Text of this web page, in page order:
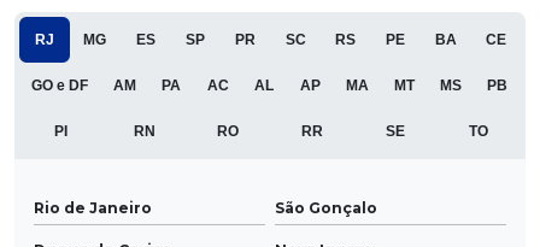
RJ MG ES SP PR SC RS PE BA CE
GO e DF AM PA AC AL AP MA MT MS PB
PI RN RO RR SE TO
Rio de Janeiro São Gonçalo